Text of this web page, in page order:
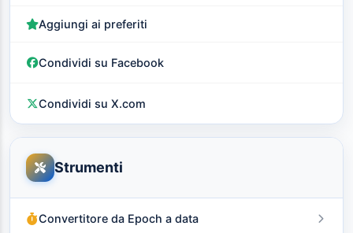
Aggiungi ai preferiti
Condividi su Facebook
Condividi su X.com
Strumenti
Convertitore da Epoch a data